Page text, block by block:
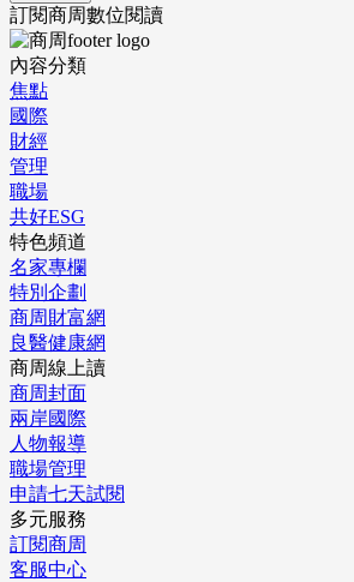
訂閱商周數位閱讀
內容分類
焦點
國際
財經
管理
職場
共好ESG
特色頻道
名家專欄
特別企劃
商周財富網
良醫健康網
商周線上讀
商周封面
兩岸國際
人物報導
職場管理
申請七天試閱
多元服務
訂閱商周
客服中心